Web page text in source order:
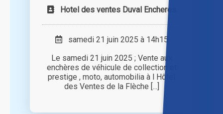
Hotel des ventes Duval Encheres
samedi 21 juin 2025 à 14h15
Le samedi 21 juin 2025 ; Vente aux
enchères de véhicule de collection et
prestige , moto, automobilia à l Hôtel
des Ventes de la Flèche [...]